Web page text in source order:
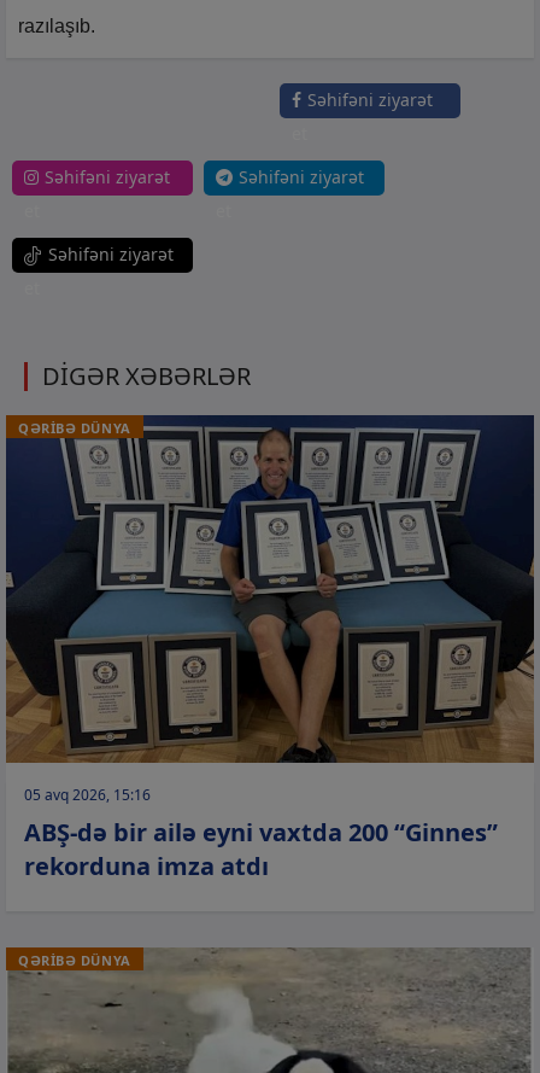
razılaşıb.
Səhifəni ziyarət
Səhifəni ziyarət
Səhifəni ziyarət
Səhifəni ziyarət
DİGƏR XƏBƏRLƏR
QƏRİBƏ DÜNYA
05 avq 2026, 15:16
ABŞ-də bir ailə eyni vaxtda 200 “Ginnes”
rekorduna imza atdı
QƏRİBƏ DÜNYA